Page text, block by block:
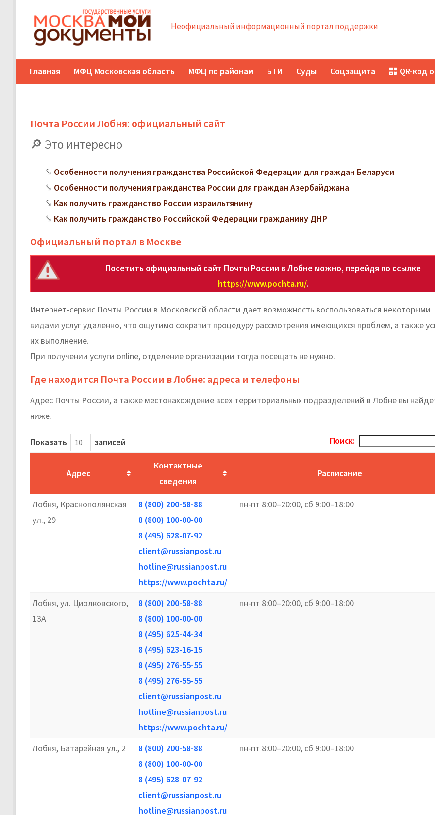
Неофициальный информационный портал поддержки
Главная МФЦ Московская область МФЦ по районам БТИ Суды Соцзащита QR-код
Почта России Лобня: официальный сайт
Это интересно
Особенности получения гражданства Российской Федерации для граждан Беларуси
Особенности получения гражданства России для граждан Азербайджана
Как получить гражданство России израильтянину
Как получить гражданство Российской Федерации гражданину ДНР
Официальный портал в Москве
Посетить официальный сайт Почты России в Лобне можно, перейдя по ссылке
https://www.pochta.ru/.
Интернет-сервис Почты России в Московской области дает возможность воспользоваться некоторыми
видами услуг удаленно, что ощутимо сократит процедуру рассмотрения имеющихся проблем, а также
их выполнение.
При получении услуги online, отделение организации тогда посещать не нужно.
Где находится Почта России в Лобне: адреса и телефоны
Адрес Почты России, а также местонахождение всех территориальных подразделений в Лобне вы
ниже.
Показать записей Поиск:
Адрес
Контактные
сведения
Расписание
Лобня, Краснополянская
ул., 29
8 (800) 200-58-88
8 (800) 100-00-00
8 (495) 628-07-92
client@russianpost.ru
hotline@russianpost.ru
https://www.pochta.ru/
пн-пт 8:00–20:00, сб 9:00–18:00
Лобня, ул. Циолковского,
13А
8 (800) 200-58-88
8 (800) 100-00-00
8 (495) 625-44-34
8 (495) 623-16-15
8 (495) 276-55-55
8 (495) 276-55-55
client@russianpost.ru
hotline@russianpost.ru
https://www.pochta.ru/
пн-пт 8:00–20:00, сб 9:00–18:00
Лобня, Батарейная ул., 2
8 (800) 200-58-88
8 (800) 100-00-00
8 (495) 628-07-92
client@russianpost.ru
hotline@russianpost.ru
пн-пт 8:00–20:00, сб 9:00–18:00